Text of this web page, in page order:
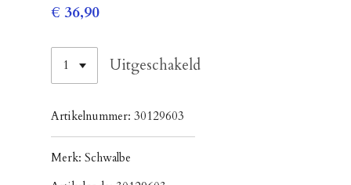
€ 36,90
Uitgeschakeld
Artikelnummer: 30129603
Merk: Schwalbe